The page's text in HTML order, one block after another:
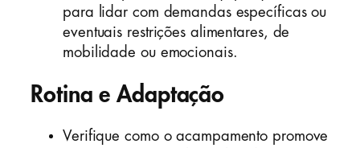
para lidar com demandas específicas ou
eventuais restrições alimentares, de
mobilidade ou emocionais.
Rotina e Adaptação
Verifique como o acampamento promove